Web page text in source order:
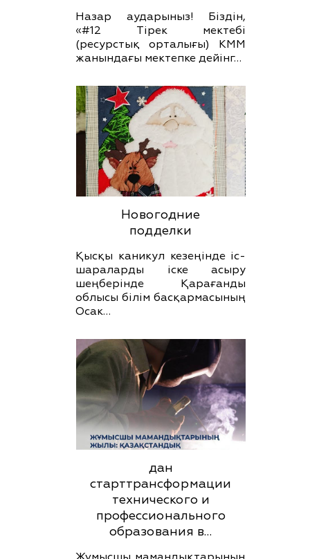
Назар аударыныз! Біздін,
«#12 Тірек мектебі
(ресурстық орталығы) КММ
жанындағы мектепке дейінг…
Новогодние
подделки
Қысқы каникул кезеңінде іс-
шараларды іске асыру
шеңберінде Қарағанды
облысы білім басқармасының
Осак…
дан
старттрансформации
технического и
профессионального
образования в…